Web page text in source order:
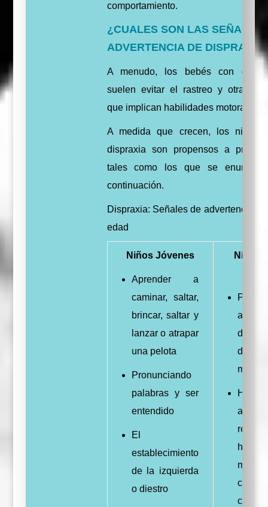
comportamiento.
¿CUALES SON LAS SEÑALES
ADVERTENCIA DE
A menudo, los bebés con
suelen evitar el rastreo y otras
que implican habilidades motoras.
A medida que crecen, los niños
dispraxia son propensos a
tales como los que se
continuación.
Dispraxia: Señales de advertencia
edad
Niños Jóvenes
Aprender a
caminar, saltar,
brincar, saltar y
lanzar o atrapar
una pelota
Pronunciando
palabras y ser
entendido
El
establecimiento
de la izquierda
o diestro
Niños
agarre
de
de
mano
Hacer